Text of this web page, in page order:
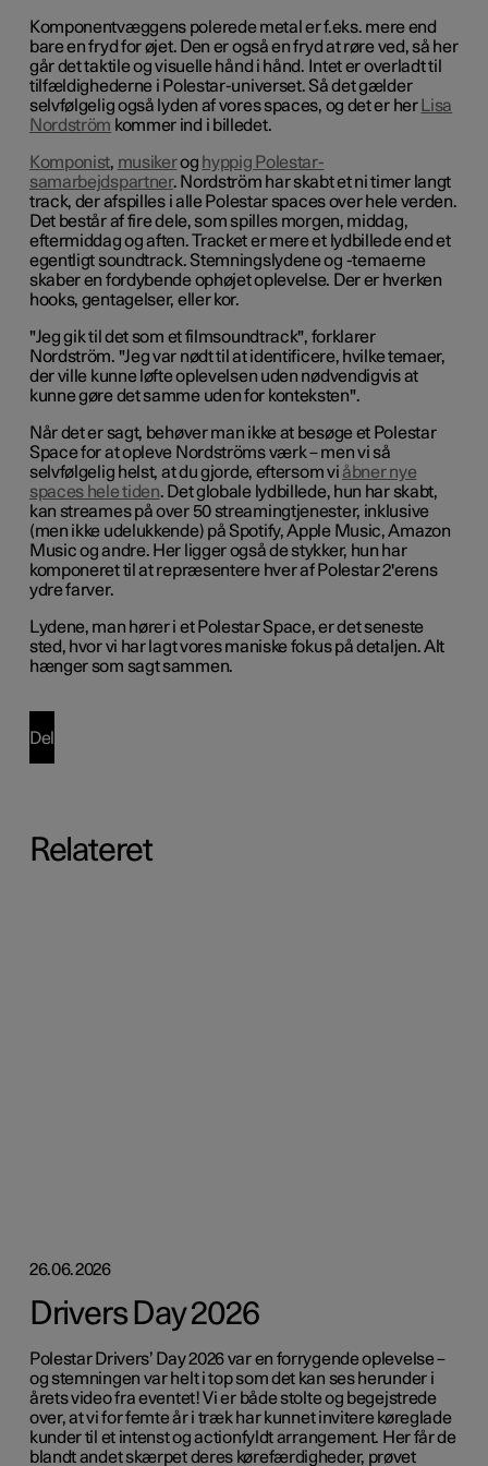
Komponentvæggens polerede metal er f.eks. mere end
bare en fryd for øjet. Den er også en fryd at røre ved, så her
går det taktile og visuelle hånd i hånd. Intet er overladt til
tilfældighederne i Polestar-universet. Så det gælder
selvfølgelig også lyden af vores spaces, og det er her Lisa
Nordström kommer ind i billedet.
Komponist, musikerog hyppig Polestar-
samarbejdspartner. Nordström har skabt et ni timer langt
track, der afspilles i alle Polestar spaces over hele verden.
Det består af fire dele, som spilles morgen, middag,
eftermiddag og aften. Tracket er mere et lydbillede end et
egentligt soundtrack. Stemningslydene og -temaerne
skaber en fordybende ophøjet oplevelse. Der er hverken
hooks, gentagelser, eller kor.
"Jeg gik til det som et filmsoundtrack", forklarer
Nordström. "Jeg var nødt til at identificere, hvilke temaer,
der ville kunne løfte oplevelsen uden nødvendigvis at
kunne gøre det samme uden for konteksten".
Når det er sagt, behøver man ikke at besøge et Polestar
Space for at opleve Nordströms værk – men vi så
selvfølgelig helst, at du gjorde, eftersom viåbner nye
spaces hele tiden. Det globale lydbillede, hun har skabt,
kan streames på over 50 streamingtjenester, inklusive
(men ikke udelukkende) på Spotify, Apple Music, Amazon
Music og andre. Her ligger også de stykker, hun har
komponeret til at repræsentere hver af Polestar 2'erens
ydre farver.
Lydene, man hører i et Polestar Space, er det seneste
sted, hvor vi har lagt vores maniske fokus på detaljen. Alt
hænger som sagt sammen.
Del
Relateret
26.06.2026
Drivers Day 2026
Polestar Drivers’ Day 2026 var en forrygende oplevelse –
og stemningen var helt i top som det kan ses herunder i
årets video fra eventet! Vi er både stolte og begejstrede
over, at vi for femte år i træk har kunnet invitere køreglade
kunder til et intenst og actionfyldt arrangement. Her får de
blandt andet skærpet deres kørefærdigheder, prøvet